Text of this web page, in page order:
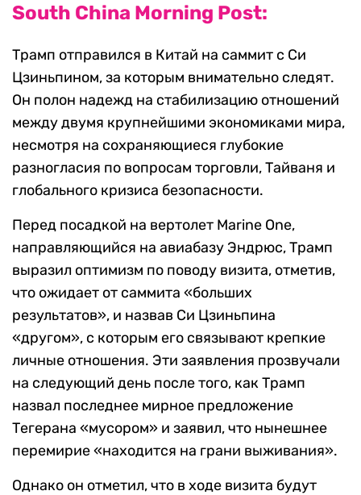
South China Morning Post:
Трамп отправился в Китай на саммит с Си
Цзиньпином, за которым внимательно следят.
Он полон надежд на стабилизацию отношений
между двумя крупнейшими экономиками мира,
несмотря на сохраняющиеся глубокие
разногласия по вопросам торговли, Тайваня и
глобального кризиса безопасности.
Перед посадкой на вертолет Marine One,
направляющийся на авиабазу Эндрюс, Трамп
выразил оптимизм по поводу визита, отметив,
что ожидает от саммита «больших
результатов», и назвав Си Цзиньпина
«другом», с которым его связывают крепкие
личные отношения. Эти заявления прозвучали
на следующий день после того, как Трамп
назвал последнее мирное предложение
Тегерана «мусором» и заявил, что нынешнее
перемирие «находится на грани выживания».
Однако он отметил, что в ходе визита будут